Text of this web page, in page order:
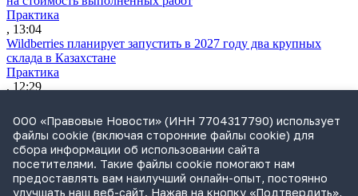
Практика
, 13:04
Wildberries планирует запустить в 2027 году два крупных
склада в Казахстане
Практика
, 12:29
расходов
Практика
, 11:12
Утренний обзор за 4 августа: усиление контроля за сделкам
бизнеса и ограничение доступа к банкам через иностранные
браузеры
ООО «Правовые Новости» (ИНН 7704317790) использует
файлы cookie (включая сторонние файлы cookie) для
сбора информации об использовании сайта
посетителями. Такие файлы cookie помогают нам
предоставлять вам наилучший онлайн-опыт, постоянно
улучшать наш веб-сайт. Нажав на кнопку «Подтвердить»,